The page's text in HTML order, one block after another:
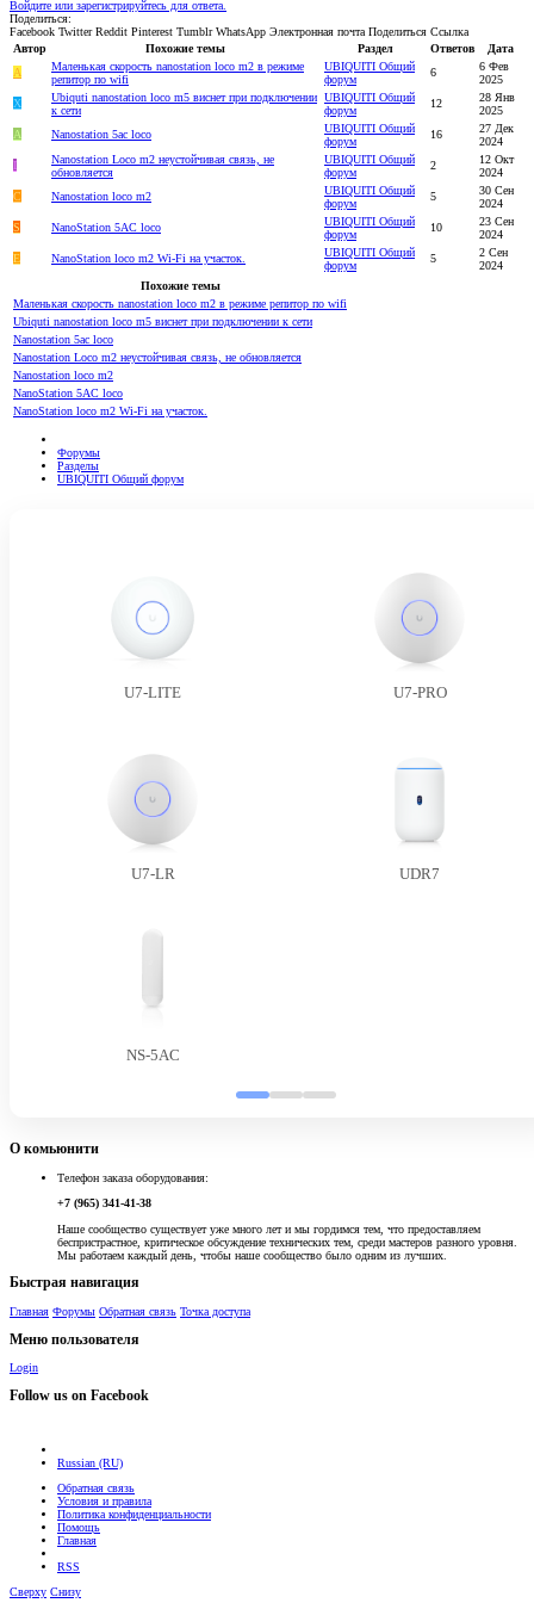
Войдите или зарегистрируйтесь для ответа.
Поделиться:
Facebook Twitter Reddit Pinterest Tumblr WhatsApp Электронная почта Поделиться Ссылка
Автор
Похожие темы Раздел Ответов
Дата
A
Маленькая скорость nanostation loco m2 в режиме
репитор по wifi
UBIQUITI Общий
форум
6
6 Фев
2025
Х
Ubiquti nanostation loco m5 виснет при подключении
к сети
UBIQUITI Общий
форум
12
28 Янв
2025
А
Nanostation 5ac loco
UBIQUITI Общий
форум
16
27 Дек
2024
I
Nanostation Loco m2 неустойчивая связь, не
обновляется
UBIQUITI Общий
форум
2
12 Окт
2024
C
Nanostation loco m2
UBIQUITI Общий
форум
5
30 Сен
2024
S
NanoStation 5AC loco
UBIQUITI Общий
форум
10
23 Сен
2024
E
NanoStation loco m2 Wi-Fi на участок.
UBIQUITI Общий
форум
5
2 Сен
2024
Похожие темы
Маленькая скорость nanostation loco m2 в режиме репитор по wifi
Ubiquti nanostation loco m5 виснет при подключении к сети
Nanostation 5ac loco
Nanostation Loco m2 неустойчивая связь, не обновляется
Nanostation loco m2
NanoStation 5AC loco
NanoStation loco m2 Wi-Fi на участок.
Форумы
Разделы
UBIQUITI Общий форум
U7-LITE U7-PRO
U7-LR UDR7
NS-5AC
О комьюнити
Телефон заказа оборудования:
+7 (965) 341-41-38
Наше сообщество существует уже много лет и мы гордимся тем, что предоставляем
беспристрастное, критическое обсуждение технических тем, среди мастеров разного уровня.
Мы работаем каждый день, чтобы наше сообщество было одним из лучших.
Быстрая навигация
Главная Форумы Обратная связь Точка доступа
Меню пользователя
Login
Follow us on Facebook
Russian (RU)
Обратная связь
Условия и правила
Политика конфиденциальности
Помощь
Главная
RSS
Сверху Снизу